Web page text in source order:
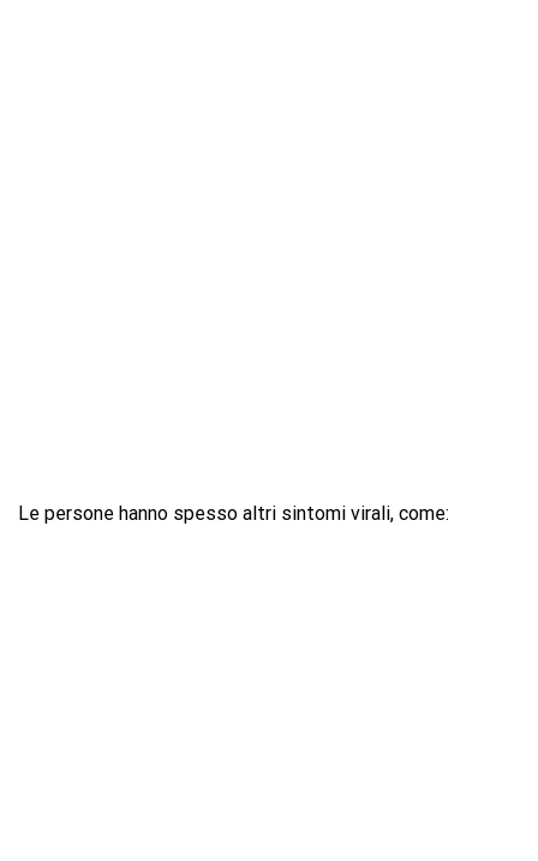
Le persone hanno spesso altri sintomi virali, come: